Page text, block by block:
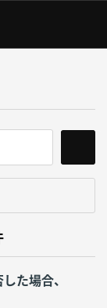
た場合、